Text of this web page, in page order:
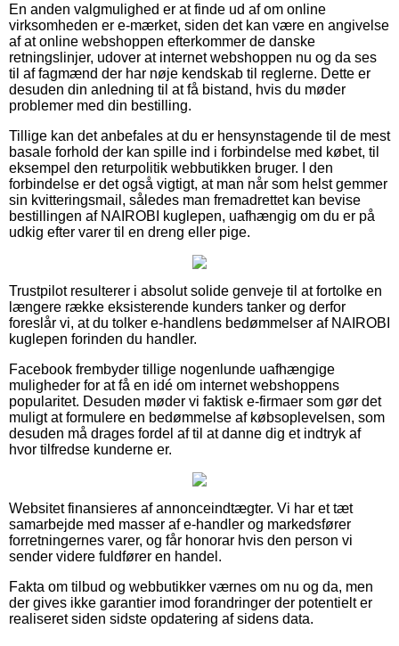
En anden valgmulighed er at finde ud af om online
virksomheden er e-mærket, siden det kan være en angivelse
af at online webshoppen efterkommer de danske
retningslinjer, udover at internet webshoppen nu og da ses
til af fagmænd der har nøje kendskab til reglerne. Dette er
desuden din anledning til at få bistand, hvis du møder
problemer med din bestilling.
Tillige kan det anbefales at du er hensynstagende til de mest
basale forhold der kan spille ind i forbindelse med købet, til
eksempel den returpolitik webbutikken bruger. I den
forbindelse er det også vigtigt, at man når som helst gemmer
sin kvitteringsmail, således man fremadrettet kan bevise
bestillingen af NAIROBI kuglepen, uafhængig om du er på
udkig efter varer til en dreng eller pige.
Trustpilot resulterer i absolut solide genveje til at fortolke en
længere række eksisterende kunders tanker og derfor
foreslår vi, at du tolker e-handlens bedømmelser af NAIROBI
kuglepen forinden du handler.
Facebook frembyder tillige nogenlunde uafhængige
muligheder for at få en idé om internet webshoppens
popularitet. Desuden møder vi faktisk e-firmaer som gør det
muligt at formulere en bedømmelse af købsoplevelsen, som
desuden må drages fordel af til at danne dig et indtryk af
hvor tilfredse kunderne er.
Websitet finansieres af annonceindtægter. Vi har et tæt
samarbejde med masser af e-handler og markedsfører
forretningernes varer, og får honorar hvis den person vi
sender videre fuldfører en handel.
Fakta om tilbud og webbutikker værnes om nu og da, men
der gives ikke garantier imod forandringer der potentielt er
realiseret siden sidste opdatering af sidens data.